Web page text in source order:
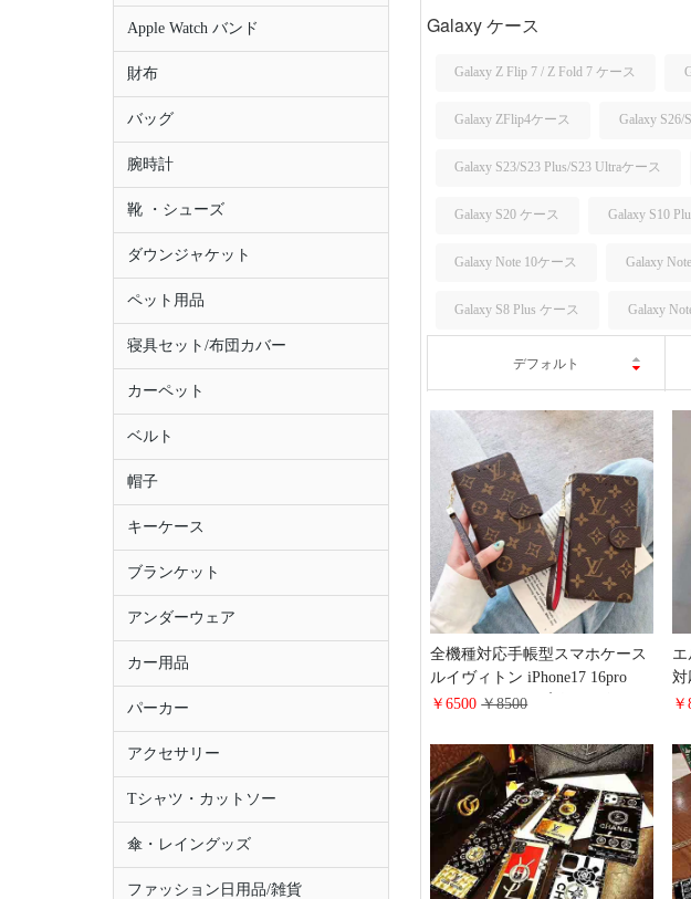
Apple Watch バンド
財布
バッグ
腕時計
靴 ・シューズ
ダウンジャケット
ペット用品
寝具セット/布団カバー
カーペット
ベルト
帽子
キーケース
ブランケット
アンダーウェア
カー用品
パーカー
アクセサリー
Tシャツ・カットソー
傘・レイングッズ
ファッション日用品/雑貨
Galaxy ケース
Galaxy Z Flip 7 / Z Fold 7 ケース
Galaxy ZFlip4ケース Galaxy S26/
Galaxy S23/S23 Plus/S23 Ultraケース
Galaxy S20 ケース Galaxy S10
Galaxy Note 10ケース Galaxy
Galaxy S8 Plus ケース Galaxy
デフォルト
全機種対応手帳型スマホケース
ルイヴィトン iPhone17 16pro
15promaxケース 高級 レザー モ
pixel9/9pro/8a携帯カバー 財布型
大人 可愛い LV galaxy Aquos
xperia Huawei Mate60 Pro手帳型
スマホケース ファッション
￥6500￥8500
対
れ